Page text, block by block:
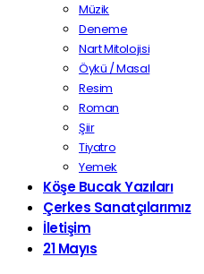
Müzik
Deneme
Nart Mitolojisi
Öykü / Masal
Resim
Roman
Şiir
Tiyatro
Yemek
Köşe Bucak Yazıları
Çerkes Sanatçılarımız
İletişim
21 Mayıs